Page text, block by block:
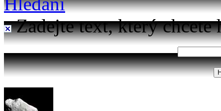
Zadejte text, který chcete